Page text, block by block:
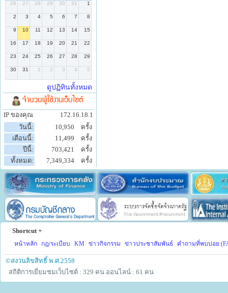
จำนวนผู้ใช้งานเว็บไซต์
IP ของคุณ
172.16.18.1
วันนี้:
10,950
ครั้ง
เดือนนี้:
11,499
ครั้ง
ปีนี้:
703,421
ครั้ง
ทั้งหมด:
7,349,334 ครั้ง
Shortcut +
หน้าหลัก กฎ/ระเบียบ KM ข่าวกิจกรรม ข่าวประชาสัมพันธ์ คำถามที่พบบ่อย
©สงวนลิขสิทธิ์ พ.ศ.2558
สถิติการเยี่ยมชมเว็บไซต์ : 329 คน ออนไลน์ : 61 คน